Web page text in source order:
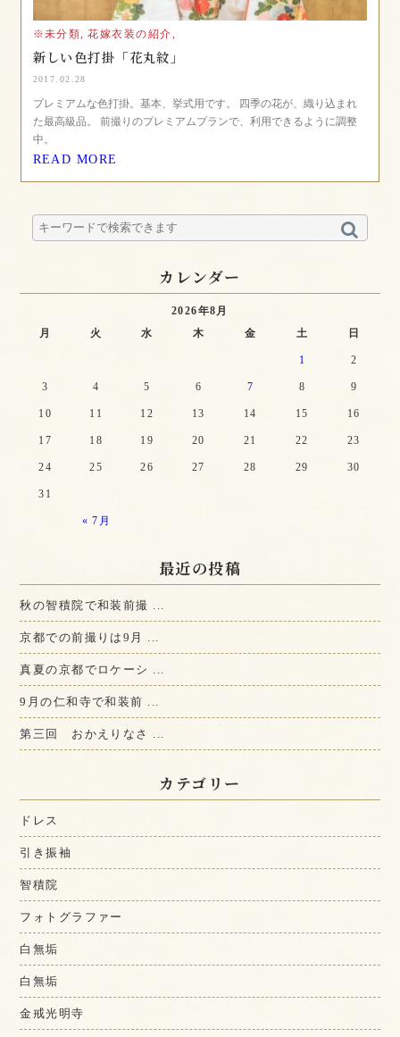
※未分類, 花嫁衣装の紹介,
新しい色打掛「花丸紋」
2017.02.28
プレミアムな色打掛。基本、挙式用です。 四季の花が、織り込まれ
た最高級品。 前撮りのプレミアムプランで、利用できるように調整
中。
READ MORE
カレンダー
2026年8月
月
火 水 木 金 土 日
« 7月
1 2
3 4 5 6 7 8 9
10 11 12 13 14 15 16
17 18 19 20 21 22 23
24 25 26 27 28 29 30
31
最近の投稿
秋の智積院で和装前撮 ...
京都での前撮りは9月 ...
真夏の京都でロケーシ ...
9月の仁和寺で和装前 ...
第三回 おかえりなさ ...
カテゴリー
ドレス
引き振袖
智積院
フォトグラファー
白無垢
白無垢
金戒光明寺